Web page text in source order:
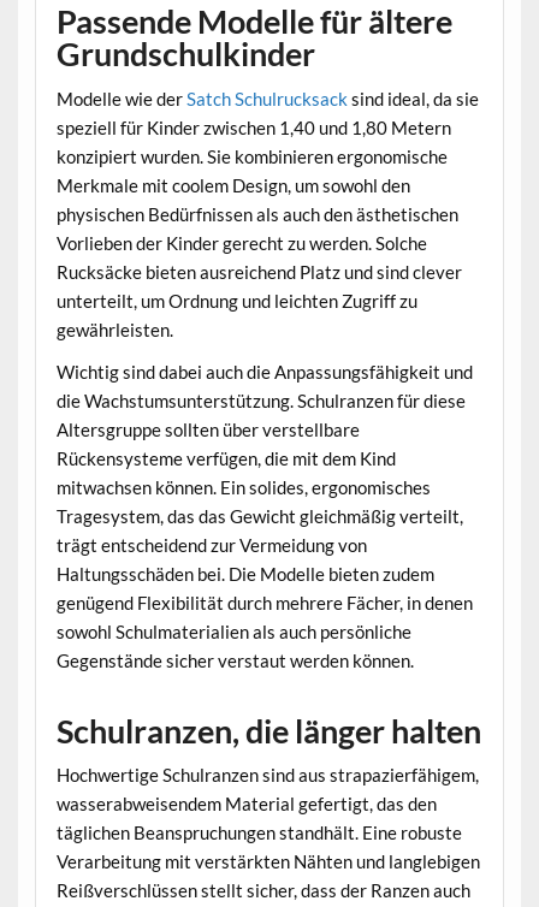
Passende Modelle für ältere
Grundschulkinder
Modelle wie der Satch Schulrucksack sind ideal, da sie
speziell für Kinder zwischen 1,40 und 1,80 Metern
konzipiert wurden. Sie kombinieren ergonomische
Merkmale mit coolem Design, um sowohl den
physischen Bedürfnissen als auch den ästhetischen
Vorlieben der Kinder gerecht zu werden. Solche
Rucksäcke bieten ausreichend Platz und sind clever
unterteilt, um Ordnung und leichten Zugriff zu
gewährleisten.
Wichtig sind dabei auch die Anpassungsfähigkeit und
die Wachstumsunterstützung. Schulranzen für diese
Altersgruppe sollten über verstellbare
Rückensysteme verfügen, die mit dem Kind
mitwachsen können. Ein solides, ergonomisches
Tragesystem, das das Gewicht gleichmäßig verteilt,
trägt entscheidend zur Vermeidung von
Haltungsschäden bei. Die Modelle bieten zudem
genügend Flexibilität durch mehrere Fächer, in denen
sowohl Schulmaterialien als auch persönliche
Gegenstände sicher verstaut werden können.
Schulranzen, die länger halten
Hochwertige Schulranzen sind aus strapazierfähigem,
wasserabweisendem Material gefertigt, das den
täglichen Beanspruchungen standhält. Eine robuste
Verarbeitung mit verstärkten Nähten und langlebigen
Reißverschlüssen stellt sicher, dass der Ranzen auch